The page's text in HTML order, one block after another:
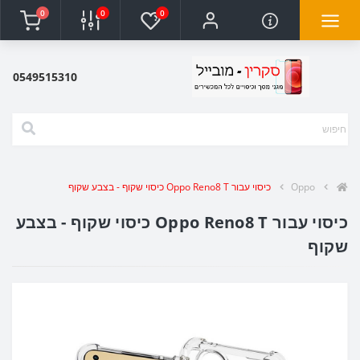
0
0
0
0549515310
Oppo כיסוי עבור Oppo Reno8 T כיסוי שקוף - בצבע שקוף
כיסוי עבור Oppo Reno8 T כיסוי שקוף - בצבע
שקוף